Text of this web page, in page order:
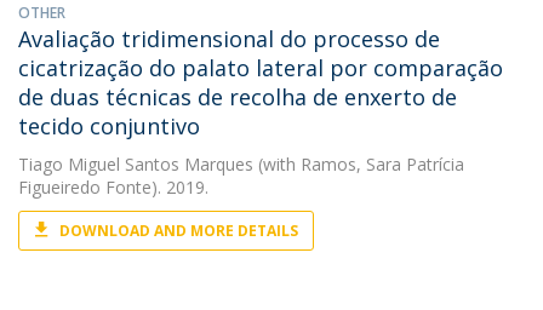
OTHER
Avaliação tridimensional do processo de
cicatrização do palato lateral por comparação
de duas técnicas de recolha de enxerto de
tecido conjuntivo
Tiago Miguel Santos Marques (with Ramos, Sara Patrícia
Figueiredo Fonte). 2019.
DOWNLOAD AND MORE DETAILS